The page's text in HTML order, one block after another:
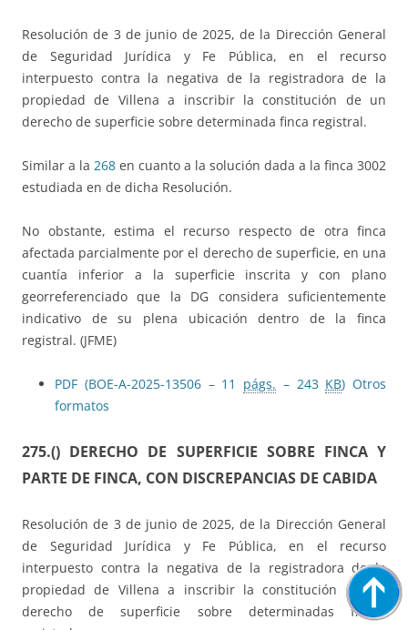
Resolución de 3 de junio de 2025, de la Dirección General
de Seguridad Jurídica y Fe Pública, en el recurso
interpuesto contra la negativa de la registradora de la
propiedad de Villena a inscribir la constitución de un
derecho de superficie sobre determinada finca registral.
Similar a la 268 en cuanto a la solución dada a la finca 3002
estudiada en de dicha Resolución.
No obstante, estima el recurso respecto de otra finca
afectada parcialmente por el derecho de superficie, en una
cuantía inferior a la superficie inscrita y con plano
georreferenciado que la DG considera suficientemente
indicativo de su plena ubicación dentro de la finca
registral. (JFME)
PDF (BOE-A-2025-13506 – 11 págs. – 243 KB) Otros
formatos
275.() DERECHO DE SUPERFICIE SOBRE FINCA Y
PARTE DE FINCA, CON DISCREPANCIAS DE CABIDA
Resolución de 3 de junio de 2025, de la Dirección General
de Seguridad Jurídica y Fe Pública, en el recurso
interpuesto contra la negativa de la registradora de la
propiedad de Villena a inscribir la constitución de un
derecho de superficie sobre determinadas fincas